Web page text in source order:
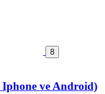
8
Iphone ve Android)